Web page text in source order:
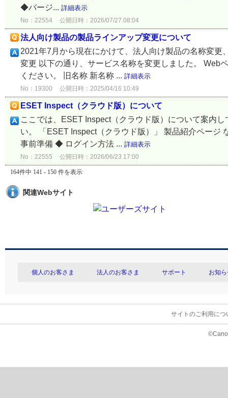
◆バージ... 詳細表示
No：22554 公開日時：2026/07/27 08:04
法人向け製品の製品ラインアップ変更について
2021年7月から現在にかけて、法人向け製品の名称変
変更 以下の通り、サービス名称を変更しました。 Web
ください。 旧名称 新名称 ... 詳細表示
No：19300 公開日時：2025/04/16 10:49
ESET Inspect（クラウド版）について
ここでは、ESET Inspect（クラウド版）について案内
い。 「ESET Inspect（クラウド版）」 製品紹介ペー
事前準備 ◆ ログイン方法 ... 詳細表示
No：22555 公開日時：2026/06/23 17:00
164件中 141 - 150 件を表示
関連Webサイト
個人のお客さま 法人のお客さま サポート お知
サイトのご利用につ